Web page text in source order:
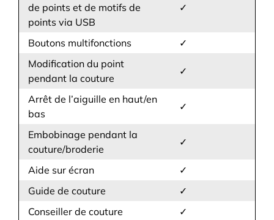
de points et de motifs de
points via USB
✓
Boutons multifonctions
✓
Modification du point
pendant la couture
✓
Arrêt de l’aiguille en haut/en
bas
✓
Embobinage pendant la
couture/broderie
✓
Aide sur écran
✓
Guide de couture
✓
Conseiller de couture
✓